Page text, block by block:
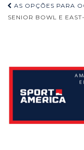
Navegação
de
AS OPÇÕES PARA
SENIOR BOWL E